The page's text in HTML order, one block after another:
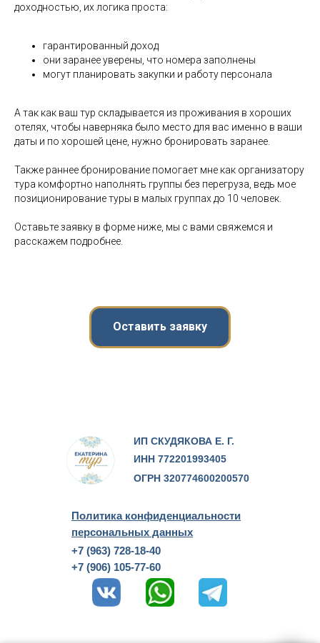
доходностью, их логика проста:
гарантированный доход
они заранее уверены, что номера заполнены
могут планировать закупки и работу персонала
А так как ваш тур складывается из проживания в хороших
отелях, чтобы наверняка было место для вас именно в ваши
даты и по хорошей цене, нужно бронировать заранее.
Также раннее бронирование помогает мне как организатору
тура комфортно наполнять группы без перегруза, ведь мое
позиционирование туры в малых группах до 10 человек.
Оставьте заявку в форме ниже, мы с вами свяжемся и
расскажем подробнее.
Оставить заявку
ИП СКУДЯКОВА Е. Г.
+7 (963) 728-18-40
+7 (906) 105-77-60
Политика конфиденциальности
персональных данных
ИНН 772201993405
ОГРН 320774600200570